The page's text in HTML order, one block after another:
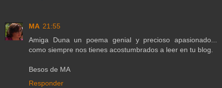
MA 21:55
Amiga Duna un poema genial y precioso apasionado...
como siempre nos tienes acostumbrados a leer en tu blog.
Besos de MA
Responder